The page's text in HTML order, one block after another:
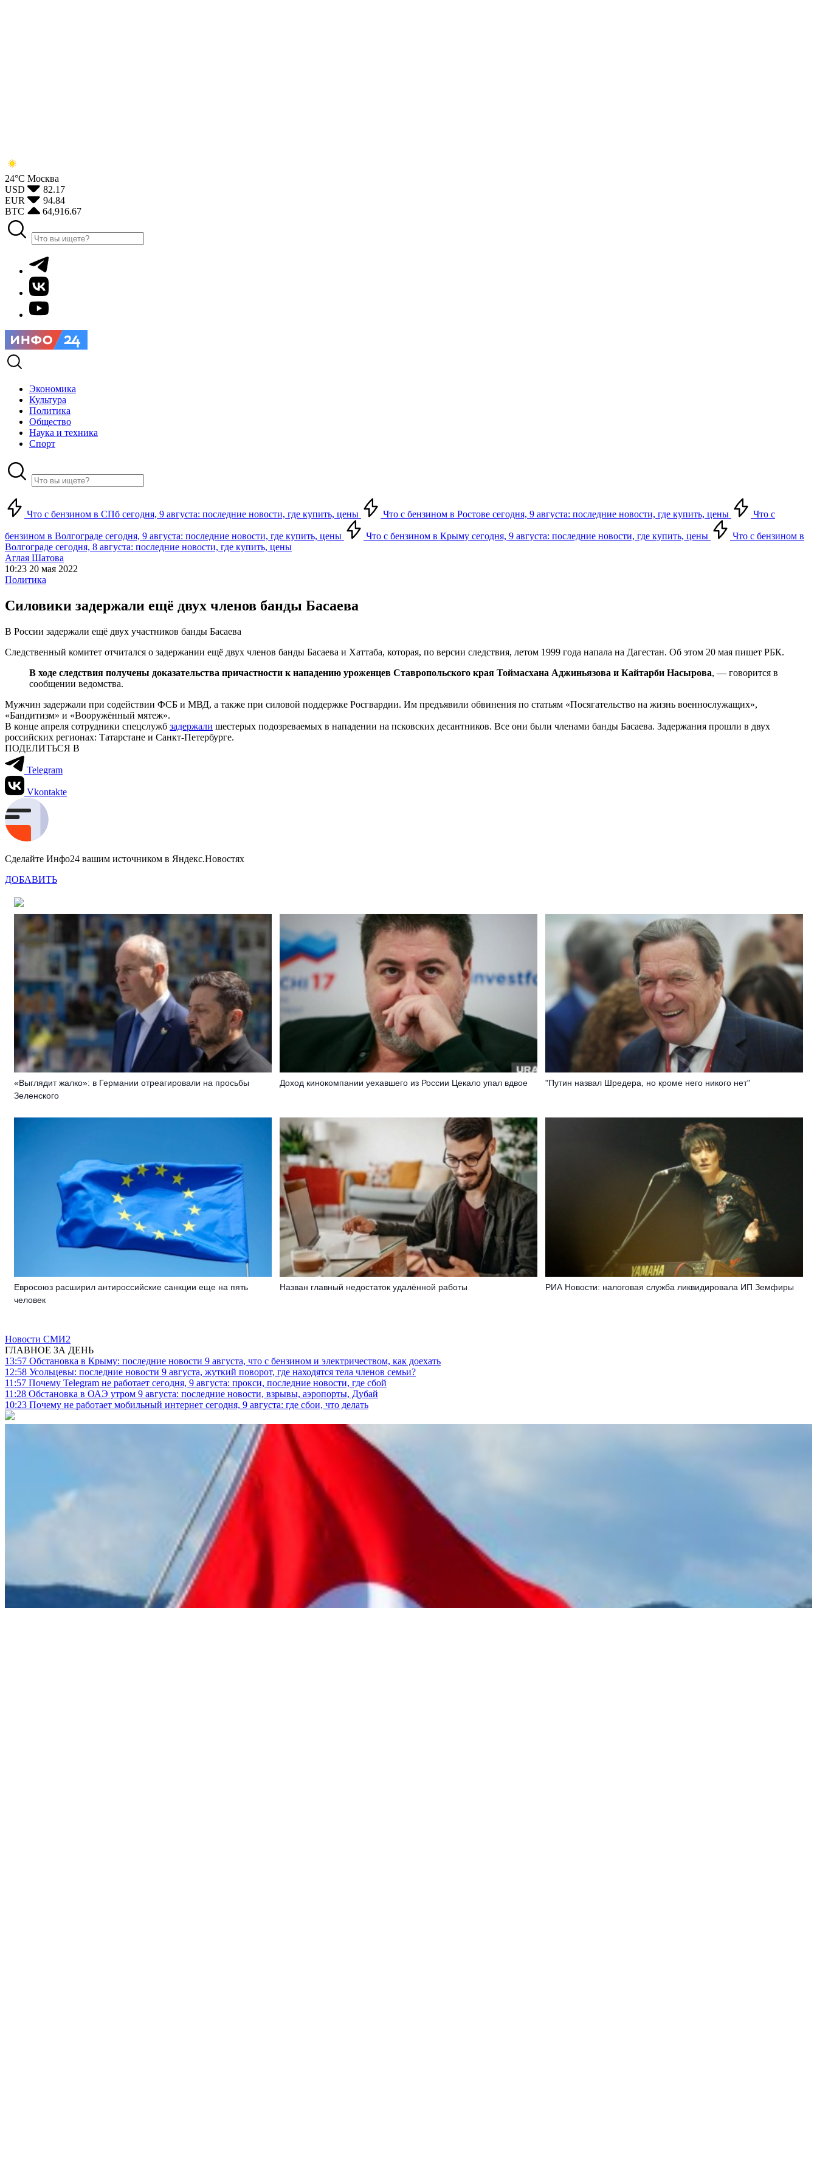
24°С Москва
USD
82.17
EUR
94.84
BTC
64,916.67
Экономика
Культура
Политика
Общество
Наука и техника
Спорт
Что с бензином в СПб сегодня, 9 августа: последние новости, где купить, цены Что с бензином в Ростове сегодня, 9 августа: последние новости, где купить, цены Что с
бензином в Волгограде сегодня, 9 августа: последние новости, где купить, цены Что с бензином в Крыму сегодня, 9 августа: последние новости, где купить, цены
Что с бензином в
Волгограде сегодня, 8 августа: последние новости, где купить, цены
Аглая Шатова
10:23 20 мая 2022
Политика
Силовики задержали ещё двух членов банды Басаева
В России задержали ещё двух участников банды Басаева
Следственный комитет отчитался о задержании ещё двух членов банды Басаева и Хаттаба, которая, по версии следствия, летом 1999 года напала на Дагестан. Об этом 20 мая пишет РБК.
В ходе следствия получены доказательства причастности к нападению уроженцев Ставропольского края Тоймасхана Аджиньязова и Кайтарби Насырова, — говорится в
сообщении ведомства.
Мужчин задержали при содействии ФСБ и МВД, а также при силовой поддержке Росгвардии. Им предъявили обвинения по статьям «Посягательство на жизнь военнослужащих»,
«Бандитизм» и «Вооружённый мятеж».
В конце апреля сотрудники спецслужб задержали шестерых подозреваемых в нападении на псковских десантников. Все они были членами банды Басаева. Задержания прошли в двух
российских регионах: Татарстане и Санкт-Петербурге.
ПОДЕЛИТЬСЯ В
Telegram
Vkontakte
Сделайте Инфо24 вашим источником в Яндекс.Новостях
ДОБАВИТЬ
«Выглядит жалко»: в Германии отреагировали на просьбы
Зеленского
Доход кинокомпании уехавшего из России Цекало упал вдвое "Путин назвал Шредера, но кроме него никого нет"
Евросоюз расширил антироссийские санкции еще на пять
человек
Назван главный недостаток удалённой работы РИА Новости: налоговая служба ликвидировала ИП Земфиры
Новости СМИ2
ГЛАВНОЕ ЗА ДЕНЬ
13:57 Обстановка в Крыму: последние новости 9 августа, что с бензином и электричеством, как доехать
12:58 Усольцевы: последние новости 9 августа, жуткий поворот, где находятся тела членов семьи?
11:57 Почему Telegram не работает сегодня, 9 августа: прокси, последние новости, где сбой
11:28 Обстановка в ОАЭ утром 9 августа: последние новости, взрывы, аэропорты, Дубай
10:23 Почему не работает мобильный интернет сегодня, 9 августа: где сбои, что делать